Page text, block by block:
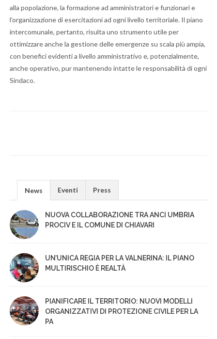
alla popolazione, la formazione ad amministratori e funzionari e
l’organizzazione di esercitazioni ad ogni livello territoriale. Il piano
intercomunale, pertanto, risulta uno strumento utile per
ottimizzare anche la gestione delle emergenze su scala più ampia,
con benefici evidenti a livello amministrativo e, potenzialmente,
anche operativo, pur mantenendo intatte le responsabilità di ogni
Sindaco.
News Eventi Press
NUOVA COLLABORAZIONE TRA ANCI UMBRIA
PROCIV E IL COMUNE DI CHIAVARI
UN’UNICA REGIA PER LA VALNERINA: IL PIANO
MULTIRISCHIO È REALTÀ
PIANIFICARE IL TERRITORIO: NUOVI MODELLI
ORGANIZZATIVI DI PROTEZIONE CIVILE PER LA
PA